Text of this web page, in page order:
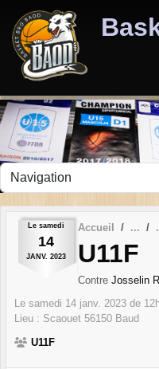
Le samedi
14
JANV. 2023
Accueil
U11F
Contre Josselin
Le samedi 14 janv. 2023 de
Lieu : Scaouet 56150 Baud
U11F
Panneau de gestion des